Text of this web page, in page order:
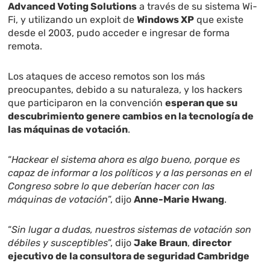
Advanced Voting Solutions a través de su sistema Wi-
Fi, y utilizando un exploit deWindows XP que existe
desde el 2003, pudo acceder e ingresar de forma
remota.
Los ataques de acceso remotos son los más
preocupantes, debido a su naturaleza, y los hackers
que participaron en la convenciónesperan que su
descubrimiento genere cambios en la tecnología de
las máquinas de votación.
“Hackear el sistema ahora es algo bueno, porque es
capaz de informar a los políticos y a las personas en el
Congreso sobre lo que deberían hacer con las
máquinas de votación”, dijoAnne-Marie Hwang.
“Sin lugar a dudas, nuestros sistemas de votación son
débiles y susceptibles”, dijoJake Braun,director
ejecutivo de la consultora de seguridad Cambridge